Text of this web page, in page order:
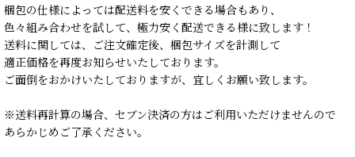
梱包の仕様によっては配送料を安くできる場合もあり、
色々組み合わせを試して、極力安く配送できる様に致します！
送料に関しては、ご注文確定後、梱包サイズを計測して
適正価格を再度お知らせいたしております。
ご面倒をおかけいたしておりますが、宜しくお願い致します。
※送料再計算の場合、セブン決済の方はご利用いただけませんので
あらかじめご了承ください。